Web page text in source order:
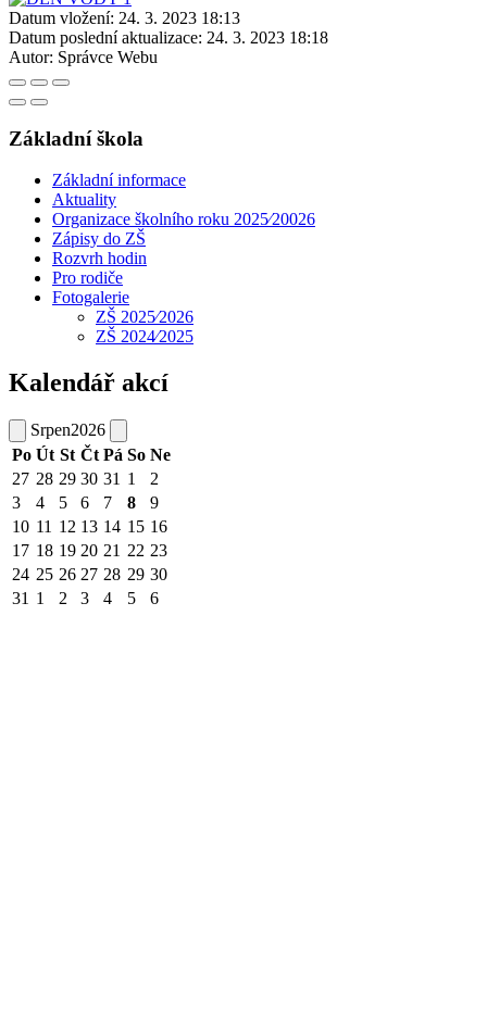
Datum vložení: 24. 3. 2023 18:13
Datum poslední aktualizace: 24. 3. 2023 18:18
Autor: Správce Webu
Základní škola
Základní informace
Aktuality
Organizace školního roku 2025⁄20026
Zápisy do ZŠ
Rozvrh hodin
Pro rodiče
Fotogalerie
ZŠ 2025⁄2026
ZŠ 2024⁄2025
Kalendář akcí
Srpen2026
Po Út St Čt Pá So Ne
27 28 29 30 31 1
2
3
4 5 6 7 8
9
10 11 12 13 14 15 16
17 18 19 20 21 22 23
24 25 26 27 28 29 30
31 1 2 3 4 5 6